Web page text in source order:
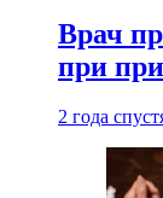
Врач
при
2 года